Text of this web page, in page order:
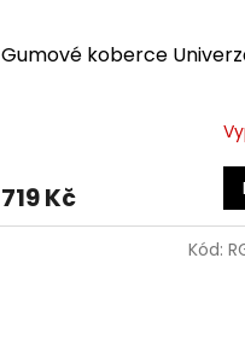
Gumové koberce
719 Kč
Kód: